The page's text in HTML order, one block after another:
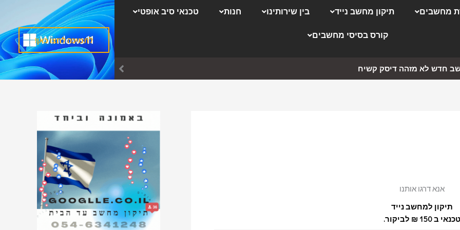
מחשבים תיקון מחשב נייד בין שירותינו חנות טכנאי סיב אופטי
קורס בסיסי מחשבים
חדש לא מזהה דיסק קשיח
לתמיכה לחצו כאן!
אנא דרגו אותנו
תיקון למחשב נייד
טכנאי ב 150 ₪ לביקור.
ק